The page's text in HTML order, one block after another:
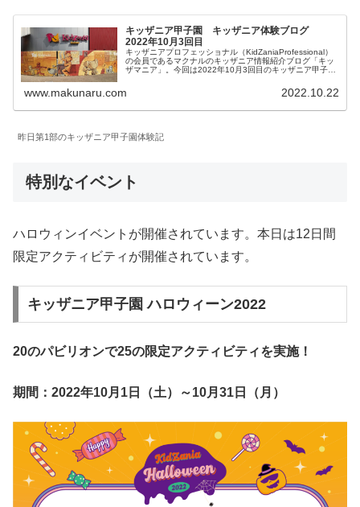
キッザニア甲子園 キッザニア体験ブログ
2022年10月3回目
キッザニアプロフェッショナル（KidZaniaProfessional）
の会員であるマクナルのキッザニア情報紹介ブログ「キッ
ザマニア」。今回は2022年10月3回目のキッザニア甲子園
www.makunaru.com 2022.10.22
昨日第1部のキッザニア甲子園体験記
特別なイベント
ハロウィンイベントが開催されています。本日は12日間
限定アクティビティが開催されています。
キッザニア甲子園 ハロウィーン2022
20のパビリオンで25の限定アクティビティを実施！
期間：2022年10月1日（土）～10月31日（月）